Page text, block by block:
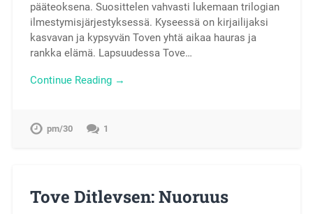
pääteoksena. Suosittelen vahvasti lukemaan trilogian
ilmestymisjärjestyksessä. Kyseessä on kirjailijaksi
kasvavan ja kypsyvän Toven yhtä aikaa hauras ja
rankka elämä. Lapsuudessa Tove…
Continue Reading →
pm/30 1
Tove Ditlevsen: Nuoruus